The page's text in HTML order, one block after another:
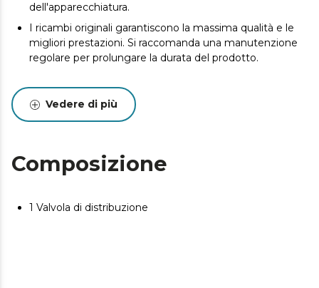
dell'apparecchiatura.
I ricambi originali garantiscono la massima qualità e le
migliori prestazioni. Si raccomanda una manutenzione
regolare per prolungare la durata del prodotto.
Vedere di più
Composizione
1 Valvola di distribuzione